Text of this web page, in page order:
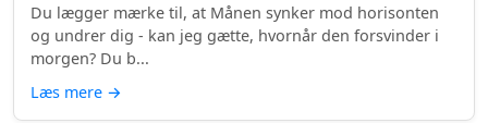
Du lægger mærke til, at Månen synker mod horisonten
og undrer dig - kan jeg gætte, hvornår den forsvinder i
morgen? Du b...
Læs mere →